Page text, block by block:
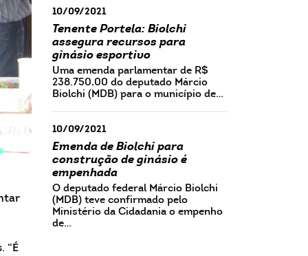
“É
10/09/2021
Tenente Portela: Biolchi
assegura recursos para
ginásio esportivo
Uma emenda parlamentar de R$
238.750,00 do deputado Márcio
Biolchi (MDB) para o município de…
10/09/2021
Emenda de Biolchi para
construção de ginásio é
empenhada
O deputado federal Márcio Biolchi
(MDB) teve confirmado pelo
Ministério da Cidadania o empenho
de…